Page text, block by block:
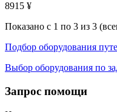
8915 ¥
Показано с 1 по 3 из 3
Подбор оборудования
Выбор оборудования по
Запрос помощи